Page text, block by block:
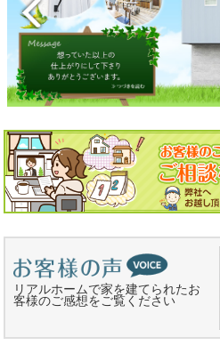
リアルホームで家を建てられたお
客様のご感想をご覧ください